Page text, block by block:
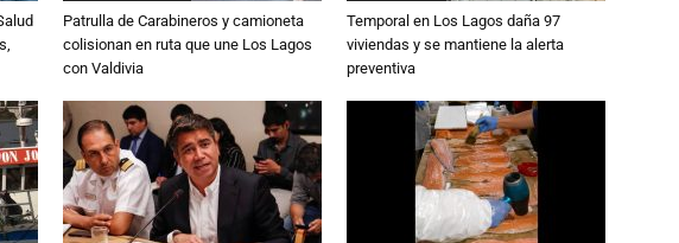
Patrulla de Carabineros y camioneta
colisionan en ruta que une Los Lagos
con Valdivia
Temporal en Los Lagos daña 97
viviendas y se mantiene la alerta
preventiva